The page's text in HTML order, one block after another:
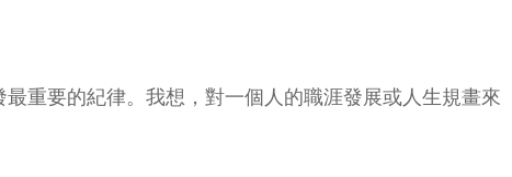
重要的紀律。我想，對一個人的職涯發展或人生規畫來